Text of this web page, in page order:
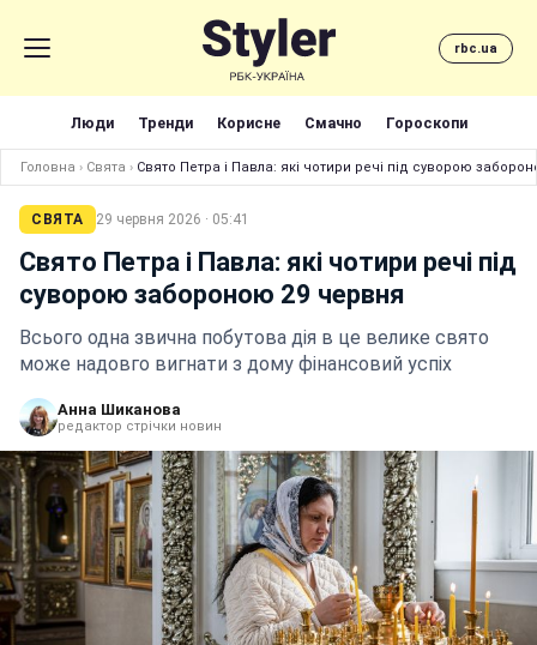
rbc.ua
Люди Тренди Корисне Смачно Гороскопи
Головна › Свята › Свято Петра і Павла: які чотири речі під суворою
СВЯТА 29 червня 2026 · 05:41
Свято Петра і Павла: які чотири речі під
суворою забороною 29 червня
Всього одна звична побутова дія в це велике свято
може надовго вигнати з дому фінансовий успіх
Анна Шиканова
редактор стрічки новин